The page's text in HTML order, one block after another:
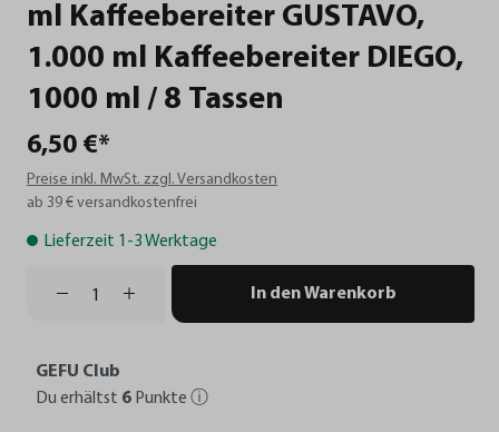
ml
Kaffeebereiter GUSTAVO,
1.000 ml Kaffeebereiter DIEGO,
1000 ml / 8 Tassen
6,50 €*
Preise inkl. MwSt. zzgl. Versandkosten
ab 39 € versandkostenfrei
Lieferzeit 1-3 Werktage
In den Warenkorb
GEFU Club
Du erhältst 6 Punkte ⓘ